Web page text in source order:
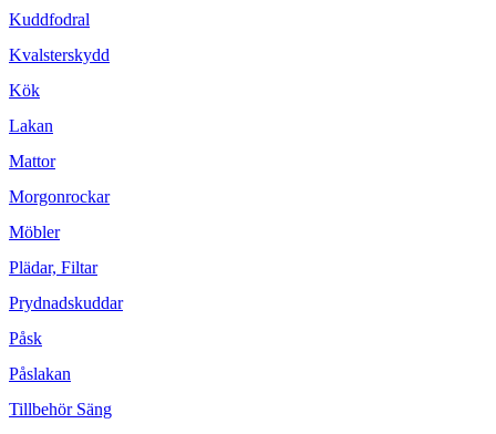
Kuddfodral
Kvalsterskydd
Kök
Lakan
Mattor
Morgonrockar
Möbler
Plädar, Filtar
Prydnadskuddar
Påsk
Påslakan
Tillbehör Säng